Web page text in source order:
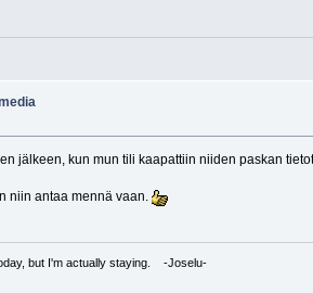
jälkeen, kun mun tili kaapattiin niiden paskan
niin antaa mennä vaan.
but I'm actually staying. -Joselu-